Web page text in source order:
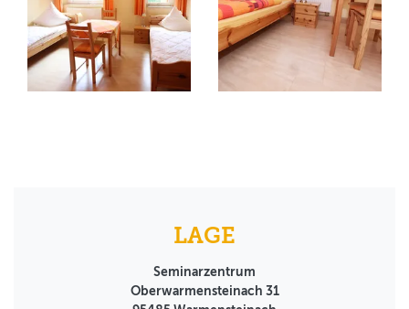
LAGE
Seminarzentrum
Oberwarmensteinach 31